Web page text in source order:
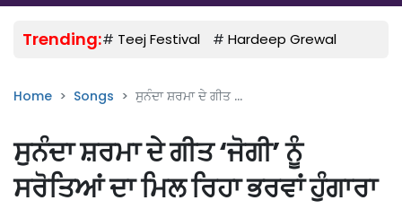
Trending:# Teej Festival # Hardeep Grewal
Home Songs ਸੁਨੰਦਾ ਸ਼ਰਮਾ ਦੇ ਗੀਤ ...
ਸੁਨੰਦਾ ਸ਼ਰਮਾ ਦੇ ਗੀਤ ‘ਜੋਗੀ’ ਨੂੰ
ਸਰੋਤਿਆਂ ਦਾ ਮਿਲ ਰਿਹਾ ਭਰਵਾਂ ਹੁੰਗਾਰਾ